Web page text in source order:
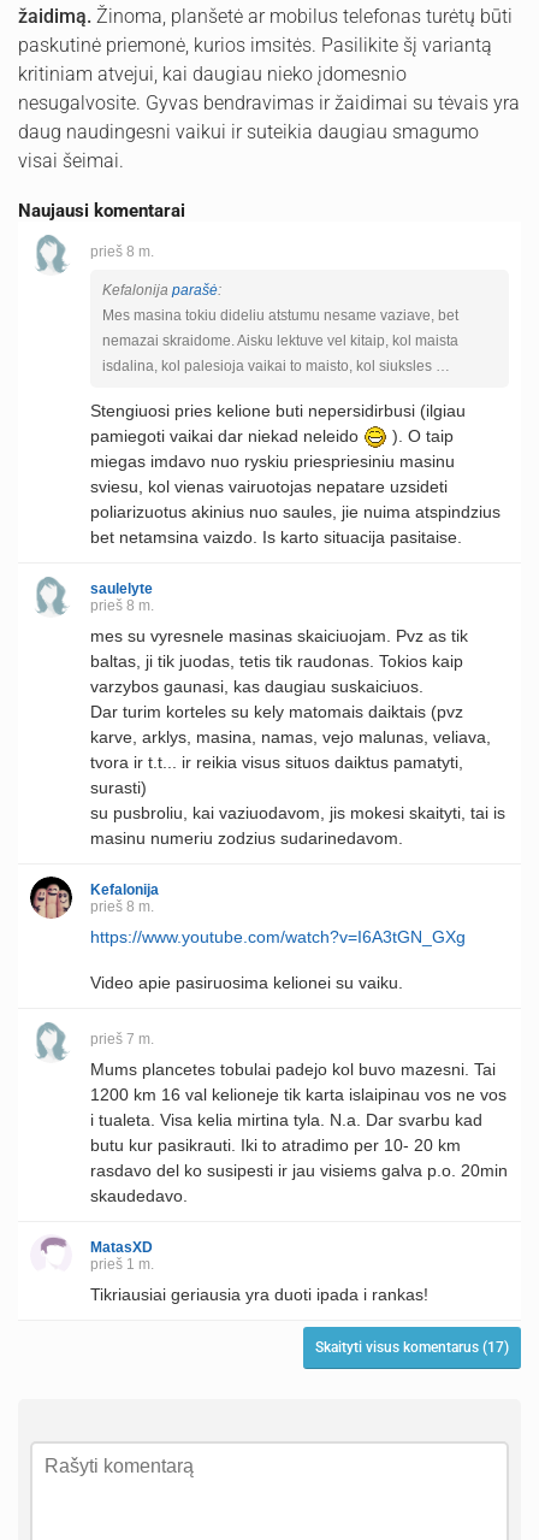
žaidimą. Žinoma, planšetė ar mobilus telefonas turėtų būti
paskutinė priemonė, kurios imsitės. Pasilikite šį variantą
kritiniam atvejui, kai daugiau nieko įdomesnio
nesugalvosite. Gyvas bendravimas ir žaidimai su tėvais yra
daug naudingesni vaikui ir suteikia daugiau smagumo
visai šeimai.
Naujausi komentarai
prieš 8 m.
Kefalonija parašė:
Mes masina tokiu dideliu atstumu nesame vaziave, bet
nemazai skraidome. Aisku lektuve vel kitaip, kol maista
isdalina, kol palesioja vaikai to maisto, kol siuksles …
Stengiuosi pries kelione buti nepersidirbusi (ilgiau
pamiegoti vaikai dar niekad neleido
). O taip
miegas imdavo nuo ryskiu priespriesiniu masinu
sviesu, kol vienas vairuotojas nepatare uzsideti
poliarizuotus akinius nuo saules, jie nuima atspindzius
bet netamsina vaizdo. Is karto situacija pasitaise.
saulelyte
prieš 8 m.
mes su vyresnele masinas skaiciuojam. Pvz as tik
baltas, ji tik juodas, tetis tik raudonas. Tokios kaip
varzybos gaunasi, kas daugiau suskaiciuos.
Dar turim korteles su kely matomais daiktais (pvz
karve, arklys, masina, namas, vejo malunas, veliava,
tvora ir t.t... ir reikia visus situos daiktus pamatyti,
surasti)
su pusbroliu, kai vaziuodavom, jis mokesi skaityti, tai is
masinu numeriu zodzius sudarinedavom.
Kefalonija
prieš 8 m.
https://www.youtube.com/watch?v=I6A3tGN_GXg
Video apie pasiruosima kelionei su vaiku.
prieš 7 m.
Mums plancetes tobulai padejo kol buvo mazesni. Tai
1200 km 16 val kelioneje tik karta islaipinau vos ne vos
i tualeta. Visa kelia mirtina tyla. N.a. Dar svarbu kad
butu kur pasikrauti. Iki to atradimo per 10- 20 km
rasdavo del ko susipesti ir jau visiems galva p.o. 20min
skaudedavo.
MatasXD
prieš 1 m.
Tikriausiai geriausia yra duoti ipada i rankas!
Skaityti visus komentarus (17)